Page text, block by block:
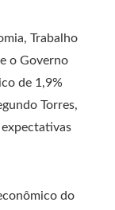
Trabalho
o Governo
de 1,9%
Torres,
expectativas
do